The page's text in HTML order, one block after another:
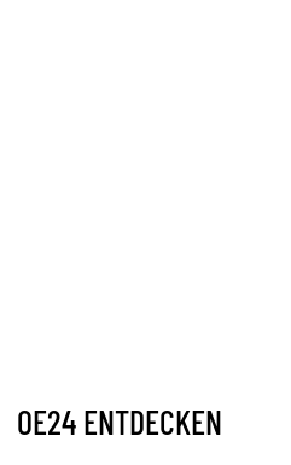
OE24 ENTDECKEN